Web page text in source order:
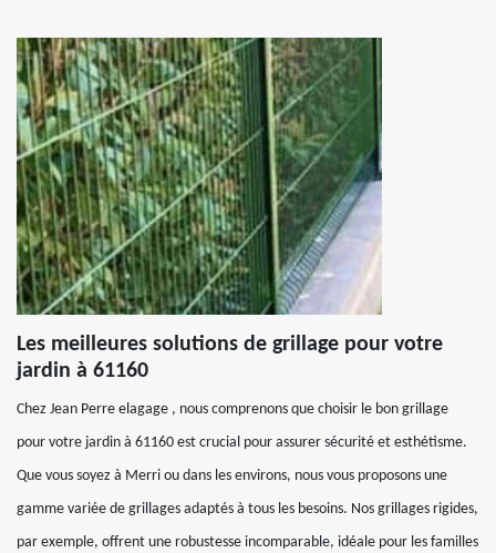
Les meilleures solutions de grillage pour votre
jardin à 61160
Chez Jean Perre elagage , nous comprenons que choisir le bon grillage
pour votre jardin à 61160 est crucial pour assurer sécurité et esthétisme.
Que vous soyez à Merri ou dans les environs, nous vous proposons une
gamme variée de grillages adaptés à tous les besoins. Nos grillages rigides,
par exemple, offrent une robustesse incomparable, idéale pour les familles